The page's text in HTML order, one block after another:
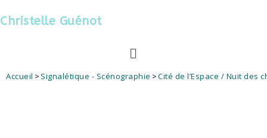
Christelle Guénot
Accueil > Signalétique - Scénographie >Cité de l’Espace / Nuit des